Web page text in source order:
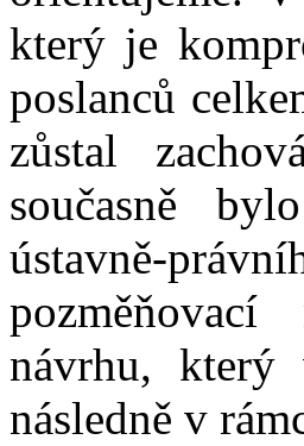
který je
poslanců
zůstal
současně
ústavně-
návrhu, který
následně v